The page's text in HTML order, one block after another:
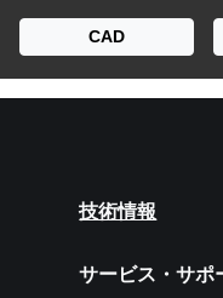
CAD
技術情報
サービス・サポ